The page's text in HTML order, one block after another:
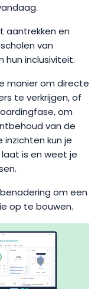
aantrekken en
van
hun inclusiviteit.
manier om directe
te verkrijgen, of
om
van de
kun je
is en weet je
om een
op te bouwen.